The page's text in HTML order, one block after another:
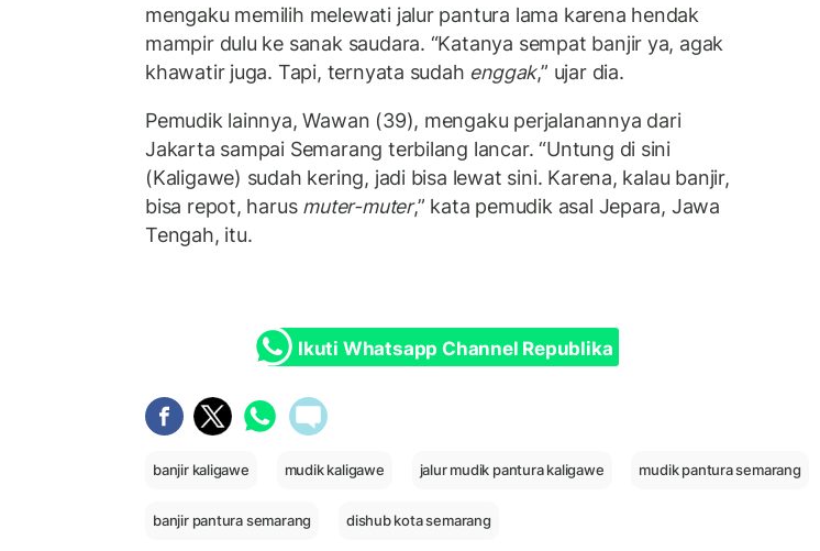
mengaku memilih melewati jalur pantura lama karena hendak
mampir dulu ke sanak saudara. “Katanya sempat banjir ya, agak
khawatir juga. Tapi, ternyata sudah enggak,” ujar dia.
Pemudik lainnya, Wawan (39), mengaku perjalanannya dari
Jakarta sampai Semarang terbilang lancar. “Untung di sini
(Kaligawe) sudah kering, jadi bisa lewat sini. Karena, kalau banjir,
bisa repot, harus muter-muter,” kata pemudik asal Jepara, Jawa
Tengah, itu.
Ikuti Whatsapp Channel Republika
banjir kaligawe mudik kaligawe jalur mudik pantura kaligawe mudik pantura semarang
banjir pantura semarang dishub kota semarang